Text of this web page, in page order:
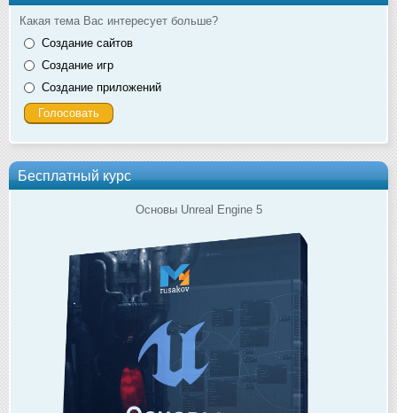
Какая тема Вас интересует больше?
Создание сайтов
Создание игр
Создание приложений
Бесплатный курс
Основы Unreal Engine 5